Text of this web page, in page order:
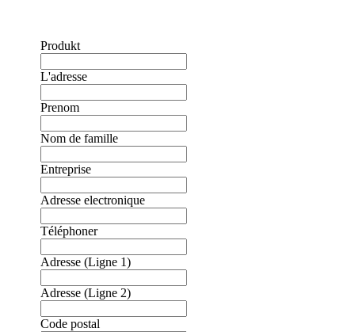
Produkt
L'adresse
Prenom
Nom de famille
Entreprise
Adresse electronique
Téléphoner
Adresse (Ligne 1)
Adresse (Ligne 2)
Code postal